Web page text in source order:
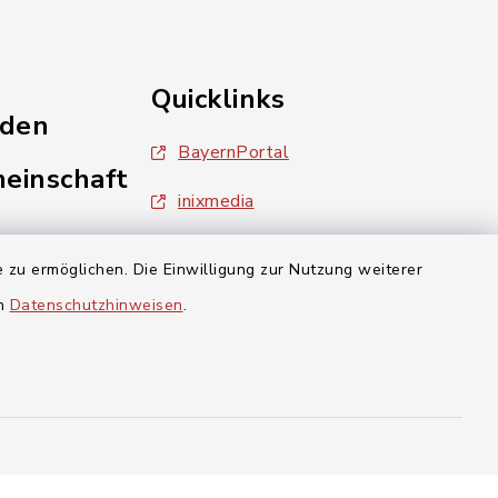
ermöglichen. Die Einwilligung zur Nutzung weiterer
Datenschutzhinweisen.
Quicklinks
BayernPortal
inixmedia